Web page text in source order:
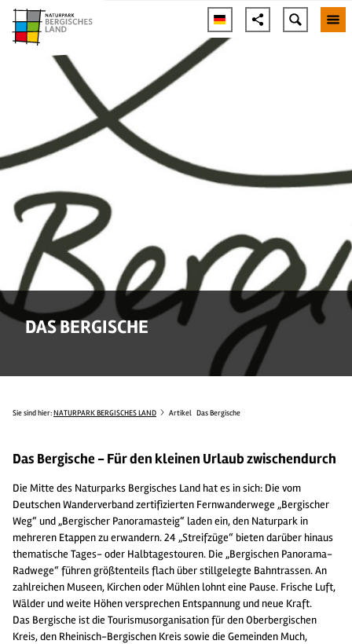
DAS BERGISCHE
Sie sind hier:NATURPARK BERGISCHES LAND Artikel Das Bergische
Das Bergische - Für den kleinen Urlaub zwischendurch
Die Mitte des Naturparks Bergisches Land hat es in sich: Die vom
Deutschen Wanderverband zertifizierten Fernwanderwege „Bergischer
Weg“ und „Bergischer Panoramasteig“ laden ein, den Naturpark in
mehreren Etappen zu erwandern. 24 „Streifzüge“ bieten darüber hinaus
thematische Tages- oder Halbtagestouren. Die „Bergischen Panorama-
Radwege“ führen größtenteils flach über stillgelegte Bahntrassen. An
zahlreichen Museen, Kirchen oder Mühlen lohnt eine Pause. Frische Luft,
Wälder und weite Höhen versprechen Entspannung und neue Kraft.
Das Bergische ist die Tourismusorganisation für den Oberbergischen
Kreis, den Rheinisch-Bergischen Kreis sowie die Gemeinden Much,